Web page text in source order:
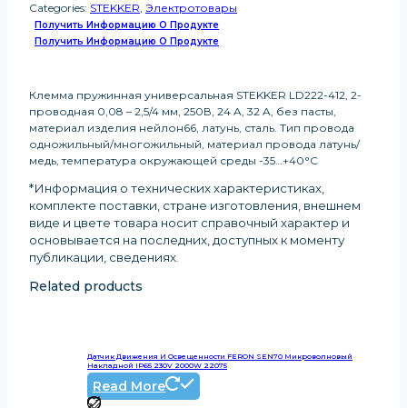
Categories: STEKKER, Электротовары
Получить Информацию О Продукте
Получить Информацию О Продукте
Клемма пружинная универсальная STEKKER LD222-412, 2-
проводная 0,08 – 2,5/4 мм, 250В, 24 A, 32 A, без пасты,
материал изделия нейлон66, латунь, сталь. Тип провода
одножильный/многожильный, материал провода латунь/
медь, температура окружающей среды -35…+40°C
*Информация о технических характеристиках,
комплекте поставки, стране изготовления, внешнем
виде и цвете товара носит справочный характер и
основывается на последних, доступных к моменту
публикации, сведениях.
Related products
Датчик Движения И Освещенности FERON SEN70 Микроволновый
Накладной IP65 230V 2000W 22075
Read More